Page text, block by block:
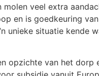
veel extra
en is goedkeuring
unieke situatie kende
opzichte van het dorp